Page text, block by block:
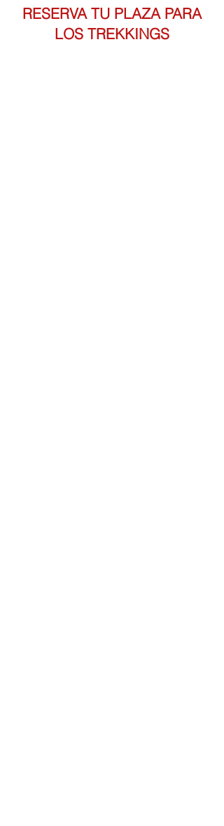
RESERVA TU PLAZA PARA
LOS TREKKINGS